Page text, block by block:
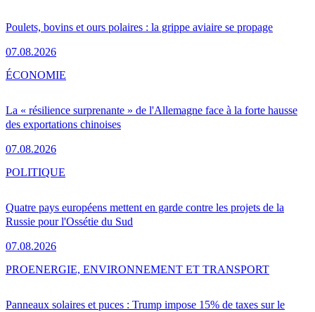
Poulets, bovins et ours polaires : la grippe aviaire se propage
07.08.2026
La « résilience surprenante » de l'Allemagne face à la forte hausse
des exportations chinoises
07.08.2026
ÉCONOMIE
Quatre pays européens mettent en garde contre les projets de la
Russie pour l'Ossétie du Sud
07.08.2026
POLITIQUE
Panneaux solaires et puces : Trump impose 15% de taxes sur le
PROENERGIE, ENVIRONNEMENT ET TRANSPORT